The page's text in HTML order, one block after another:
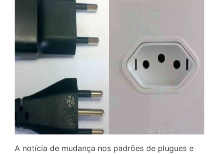
A notícia de mudança nos padrões de plugues e